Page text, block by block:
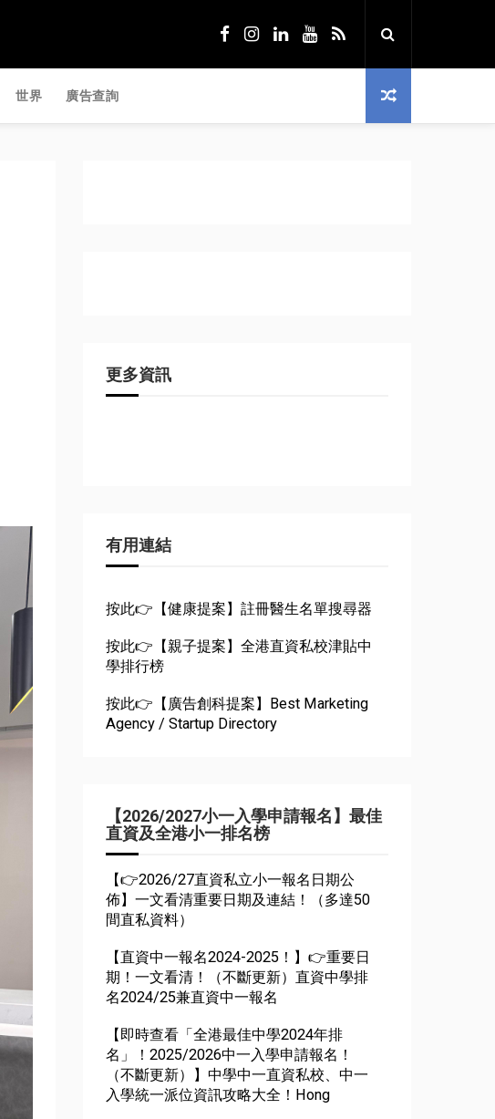
世界 廣告查詢
更多資訊
有用連結
按此👉【健康提案】註冊醫生名單搜尋器
按此👉【親子提案】全港直資私校津貼中
學排行榜
按此👉【廣告創科提案】Best Marketing
Agency / Startup Directory
【2026/2027小一入學申請報名】最佳
直資及全港小一排名榜
【👉2026/27直資私立小一報名日期公
佈】一文看清重要日期及連結！（多達50
間直私資料）
【直資中一報名2024-2025！】👉重要日
期！一文看清！（不斷更新）直資中學排
名2024/25兼直資中一報名
【即時查看「全港最佳中學2024年排
名」！2025/2026中一入學申請報名！
（不斷更新）】中學中一直資私校、中一
入學統一派位資訊攻略大全！Hong